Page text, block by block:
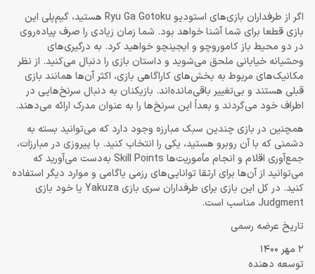
اگر از طرفداران بازی‌های استودیو Ryu Ga Gotoku هستید، گیم‌پلی این
بازی قطعا برای شما آشنا خواهد بود. شما زمان زیادی را صرف پیاده‌روی
در دو محیط باز کاموروچو و ایجینچو خواهید کرد. به درگیری‌های
وحشیانه خیابانی ملحق می‌شوید و داستان بازی را دنبال می‌کنید. از نظر
مکانیک‌های مربوط به بخش‌های کاراگاهی بازی، اکثر آن‌ها همانند بازی
قبلی هستند و بی‌تغییر باقی‌مانده‌اند. بازیکنان به دنبال سرنخ‌هایی در
اطراف خود می‌گردند و بعداً این سرنخ‌ها را به عنوان مدرک ارائه می‌دهند.
همچنین در بازی چندین سبک مبارزه وجود دارد که می‌توانید بسته به
دشمنی که با آن روبرو هستید، یکی را انتخاب کنید. با پیروزی در مبارزات،
جمع‌آوری اقلام و انجام مأموریت‌ها Skill Points به‌دست می‌آورید که
می‌توانید از آن‌ها برای ارتقا توانایی‌های رزمی یاگامی و موارد دیگر استفاده
کنید. در کل این بازی برای طرفداران سری بازی Yakuza یا خود بازی
Judgment مناسب است.
تاریخ عرضه رسمی
2 مهر 1400
توسعه دهنده